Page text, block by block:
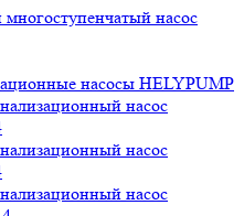
насос
насосы HELYPUMP
насос
насос
насос